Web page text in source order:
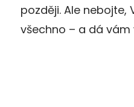
později. Ale nebojte,
všechno – a dá vám